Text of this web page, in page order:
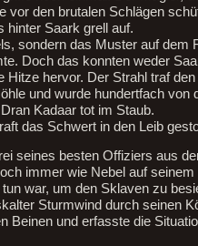
vor den brutalen Schlägen
hinter Saark grell auf.
sondern das Muster auf
Doch das konnten weder
Hitze hervor. Der Strahl traf
und wurde hundertfach
Kadaar tot im Staub.
das Schwert in den Leib
seines besten Offiziers aus
immer wie Nebel auf
war, um den Sklaven zu
Sturmwind durch seinen
Beinen und erfasste die